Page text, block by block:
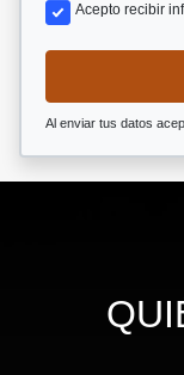
Acepto recibir
Al enviar tus datos